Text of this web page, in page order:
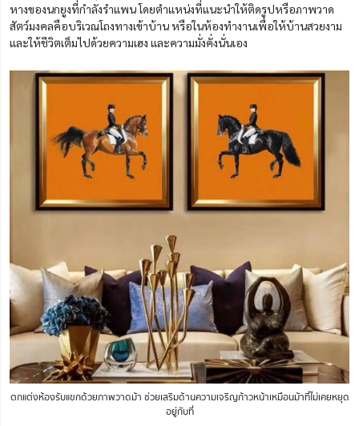
หางของนกยูงที่กำลังรำแพน โดยตำแหน่งที่แนะนำให้ติดรูปหรือภาพวาด
สัตว์มงคลคือบริเวณโถงทางเข้าบ้าน หรือในห้องทำงานเพื่อให้บ้านสวยงาม
และให้ชีวิตเต็มไปด้วยความเฮง และความมั่งคั่งนั่นเอง
ตกแต่งห้องรับแขกด้วยภาพวาดม้า ช่วยเสริมด้านความเจริญก้าวหน้าเหมือนม้าที่ไม่เคยหยุด
อยู่กับที่